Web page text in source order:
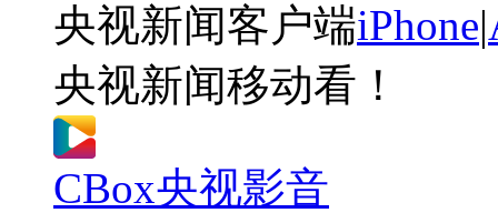
央视新闻客户端iPhone|
央视新闻移动看！
CBox央视影音